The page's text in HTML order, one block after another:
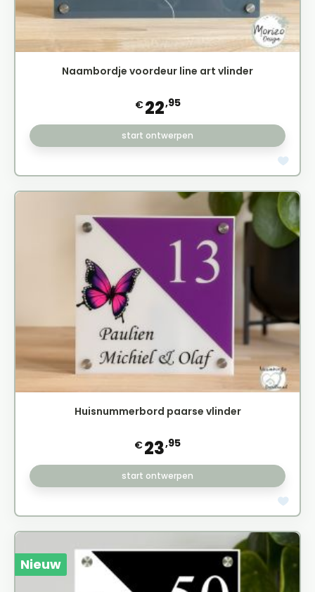
Naambordje voordeur line art vlinder
€22,95
start ontwerpen
Huisnummerbord paarse vlinder
€23,95
start ontwerpen
Nieuw